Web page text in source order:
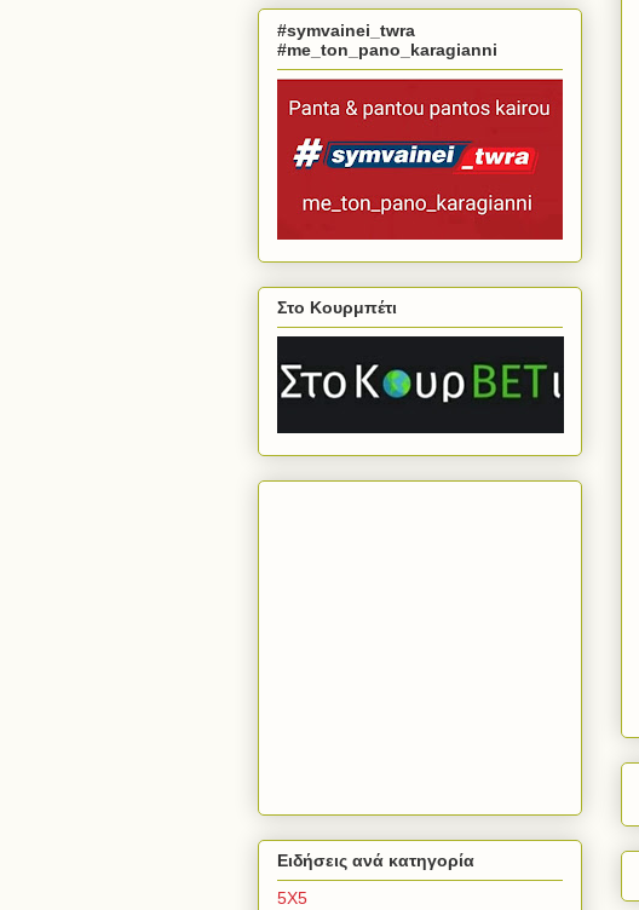
#symvainei_twra
#me_ton_pano_karagianni
Στο Κουρμπέτι
Ειδήσεις ανά κατηγορία
5Χ5